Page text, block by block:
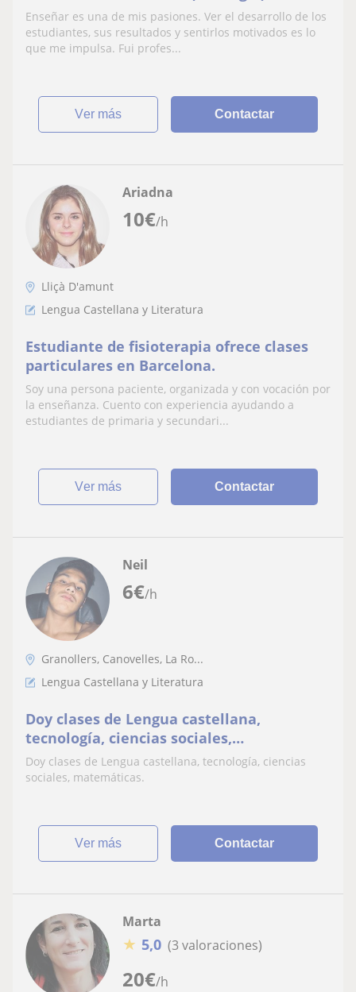
Enseñar es una de mis pasiones. Ver el desarrollo de los
estudiantes, sus resultados y sentirlos motivados es lo
que me impulsa. Fui profes...
ver más Contactar
10€/h
Ariadna
Lliçà D'amunt
Lengua Castellana y Literatura
Estudiante de fisioterapia ofrece clases
particulares en Barcelona.
Soy una persona paciente, organizada y con vocación por
la enseñanza. Cuento con experiencia ayudando a
estudiantes de primaria y secundari...
ver más Contactar
6€/h
Neil
Granollers, Canovelles, La Ro...
Lengua Castellana y Literatura
Doy clases de Lengua castellana,
tecnología, ciencias sociales,
matemáticas
Doy clases de Lengua castellana, tecnología, ciencias
sociales, matemáticas.
ver más Contactar
20€/h
Marta
★ 5,0 (3 valoraciones)